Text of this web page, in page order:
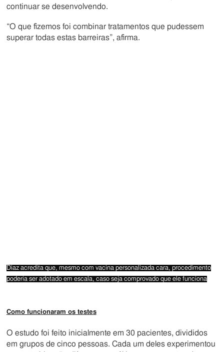
continuar se desenvolvendo.
“O que fizemos foi combinar tratamentos que pudessem
superar todas estas barreiras”, afirma.
Diaz acredita que, mesmo com vacina personalizada cara, procedimento
poderia ser adotado em escala, caso seja comprovado que ele funciona
Como funcionaram os testes
O estudo foi feito inicialmente em 30 pacientes, divididos
em grupos de cinco pessoas. Cada um deles experimentou